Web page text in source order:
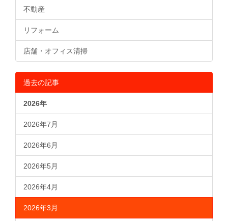
不動産
リフォーム
店舗・オフィス清掃
過去の記事
2026年
2026年7月
2026年6月
2026年5月
2026年4月
2026年3月